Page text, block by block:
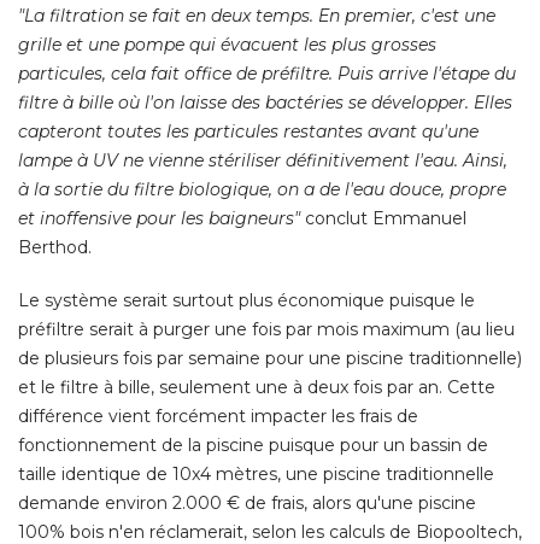
"La filtration se fait en deux temps. En premier, c'est une
grille et une pompe qui évacuent les plus grosses
particules, cela fait office de préfiltre. Puis arrive l'étape du
filtre à bille où l'on laisse des bactéries se développer. Elles
capteront toutes les particules restantes avant qu'une
lampe à UV ne vienne stériliser définitivement l'eau. Ainsi,
à la sortie du filtre biologique, on a de l'eau douce, propre
et inoffensive pour les baigneurs" conclut Emmanuel
Berthod.
Le système serait surtout plus économique puisque le
préfiltre serait à purger une fois par mois maximum (au lieu
de plusieurs fois par semaine pour une piscine traditionnelle)
et le filtre à bille, seulement une à deux fois par an. Cette
différence vient forcément impacter les frais de
fonctionnement de la piscine puisque pour un bassin de
taille identique de 10x4 mètres, une piscine traditionnelle
demande environ 2.000 € de frais, alors qu'une piscine
100% bois n'en réclamerait, selon les calculs de Biopooltech,